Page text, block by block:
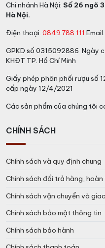
Chi nhánh Hà Nội: Số 26 ngõ
Hà Nội.
Điện thoại: 0849 788 111 Email:
GPKD số 0315092886 Ngày
KHĐT TP. Hồ Chí Minh
Giấy phép phân phối rượu số
cấp ngày 12/4/2021
Các sản phẩm của chúng tôi
CHÍNH SÁCH
Chính sách và quy định chung
Chính sách đổi trả hàng, hoàn
Chính sách vận chuyển và
Chính sách bảo mật thông tin
Chính sách bảo hành